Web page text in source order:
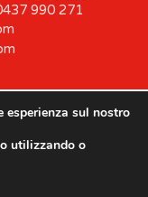
990 271
. Impressum .
10 agosto al 21
sul nostro
utilizzando o